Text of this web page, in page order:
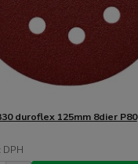
duroflex 125mm 8dier P80
DPH